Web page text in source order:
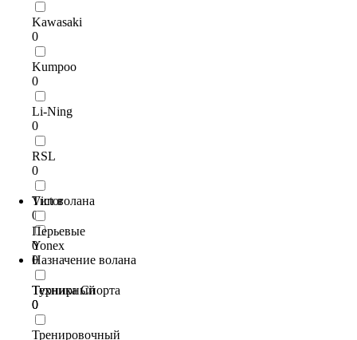
Kawasaki
0
Kumpoo
0
Li-Ning
0
RSL
0
Victor
0
Yonex
0
Техника Спорта
0
Тип волана
Перьевые
0
Назначение волана
Турнирный
0
Тренировочный